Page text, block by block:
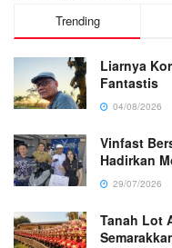
Trending
Liarnya
Fantastis
04/08/2026
Vinfast
Hadirkan
29/07/2026
Tanah Lot